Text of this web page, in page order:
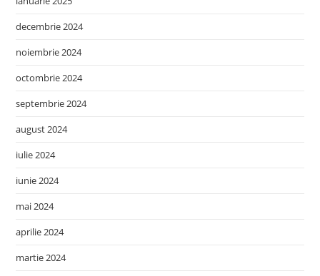
decembrie 2024
noiembrie 2024
octombrie 2024
septembrie 2024
august 2024
iulie 2024
iunie 2024
mai 2024
aprilie 2024
martie 2024